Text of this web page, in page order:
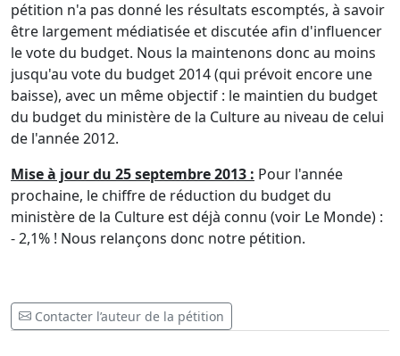
pétition n'a pas donné les résultats escomptés, à savoir
être largement médiatisée et discutée afin d'influencer
le vote du budget. Nous la maintenons donc au moins
jusqu'au vote du budget 2014 (qui prévoit encore une
baisse), avec un même objectif : le maintien du budget
du budget du ministère de la Culture au niveau de celui
de l'année 2012.
Mise à jour du 25 septembre 2013 : Pour l'année
prochaine, le chiffre de réduction du budget du
ministère de la Culture est déjà connu (voir Le Monde) :
- 2,1% ! Nous relançons donc notre pétition.
Contacter l’auteur de la pétition